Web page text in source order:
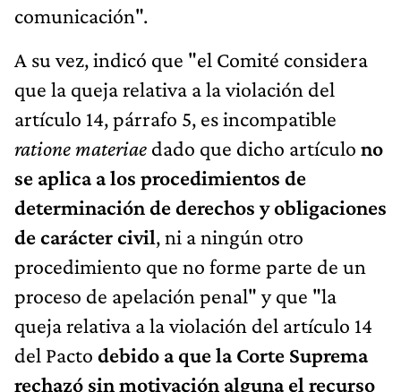
comunicación".
A su vez, indicó que "el Comité considera
que la queja relativa a la violación del
artículo 14, párrafo 5, es incompatible
ratione materiae dado que dicho artículo no
se aplica a los procedimientos de
determinación de derechos y obligaciones
de carácter civil, ni a ningún otro
procedimiento que no forme parte de un
proceso de apelación penal" y que "la
queja relativa a la violación del artículo 14
del Pacto debido a que la Corte Suprema
rechazó sin motivación alguna el recurso